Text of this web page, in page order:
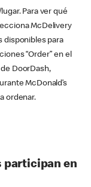
Para ver qué
McDelivery
disponibles para
“Order” en el
DoorDash,
McDonald’s
ordenar.
participan en